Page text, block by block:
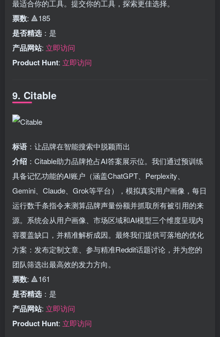
最适合你的工具。提交你的工具，探索更佳选择。
票数: 🔺185
是否精选 ：是
产品网站: 立即访问
Product Hunt: 立即访问
9. Citable
标语 ：让品牌在智能搜索中脱颖而出
介绍 ：Citable助力品牌抢占AI答案展示位。我们通过预训练
具备记忆功能的AI账户（涵盖ChatGPT、Perplexity、
Gemini、Claude、Grok等平台），模拟真实用户画像，每日
运行数千条指令来测算品牌声量份额并抓取所有被引用的来
源。系统会从用户画像、市场区域和AI模型三个维度呈现内
容覆盖缺口，并精准解析成因。最终我们提供可落地的优化
方案：发布定制文章、参与精准Reddit话题讨论，并为您的
团队筛选出最高效的发力方向。
票数: 🔺161
是否精选 ：是
产品网站: 立即访问
Product Hunt: 立即访问